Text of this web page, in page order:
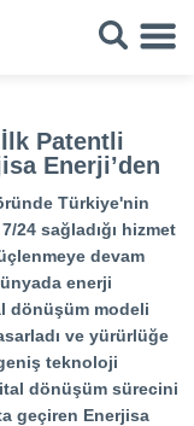
Patentli
Enerji’den
Türkiye'nin
24 sağladığı hizmet
devam
enerji
dönüşüm modeli
ve yürürlüğe
teknoloji
dönüşüm sürecini
geçiren Enerjisa